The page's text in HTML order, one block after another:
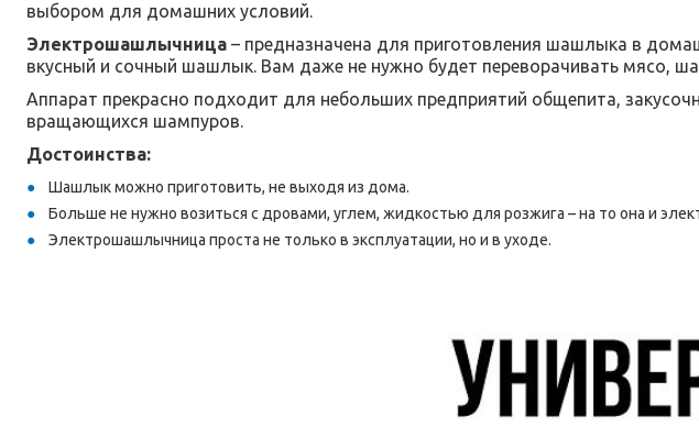
выбором для домашних условий.
Электрошашлычница – предназначена для приготовления шашлыка в
вкусный и сочный шашлык. Вам даже не нужно будет переворачивать мясо,
Аппарат прекрасно подходит для небольших предприятий общепита,
вращающихся шампуров.
Достоинства:
Шашлык можно приготовить, не выходя из дома.
Больше не нужно возиться с дровами, углем, жидкостью для розжига – на то она и
Электрошашлычница проста не только в эксплуатации, но и в уходе.